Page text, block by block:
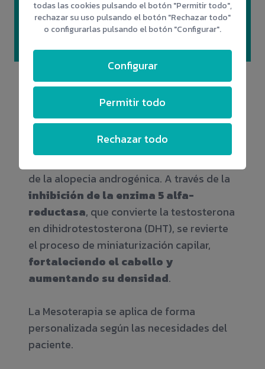
➤ Resultados naturales y seguros.
➤ Sin cicatrices.
Mesoterapia capilar
Este tratamiento actúa directamente
sobre los folículos pilosos al reducir la
de la alopecia androgénica. A través de la
inhibición de la enzima 5 alfa-
reductasa, que convierte la testosterona
en dihidrotestosterona (DHT), se revierte
el proceso de miniaturización capilar,
fortaleciendo el cabello y
aumentando su densidad.
La Mesoterapia se aplica de forma
personalizada según las necesidades del
paciente.
todas las cookies pulsando el botón "Permitir todo",
rechazar su uso pulsando el botón "Rechazar todo"
o configurarlas pulsando el botón "Configurar".
Configurar
Permitir todo
Rechazar todo